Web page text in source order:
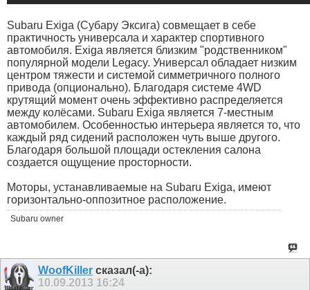
Subaru Exiga (Субару Эксига) совмещает в себе
практичность универсала и характер спортивного
автомобиля. Exiga является близким "родственником"
популярной модели Legacy. Универсал обладает низким
центром тяжести и системой симметричного полного
привода (опционально). Благодаря системе 4WD
крутящий момент очень эффективно распределяется
между колёсами. Subaru Exiga является 7-местным
автомобилем. Особенностью интерьера является то, что
каждый ряд сидений расположен чуть выше другого.
Благодаря большой площади остекления салона
создается ощущение просторности.
Моторы, устанавливаемые на Subaru Exiga, имеют
горизонтально-оппозитное расположение.
Subaru owner
WoofKiller сказал(-а):
10.09.2013 16:24